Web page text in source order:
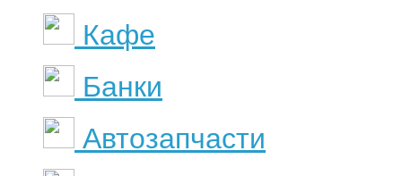
Кафе
Банки
Автозапчасти